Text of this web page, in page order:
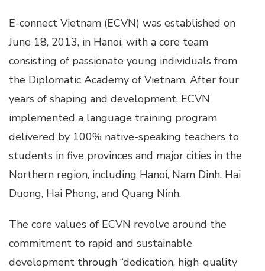
E-connect Vietnam (ECVN) was established on
June 18, 2013, in Hanoi, with a core team
consisting of passionate young individuals from
the Diplomatic Academy of Vietnam. After four
years of shaping and development, ECVN
implemented a language training program
delivered by 100% native-speaking teachers to
students in five provinces and major cities in the
Northern region, including Hanoi, Nam Dinh, Hai
Duong, Hai Phong, and Quang Ninh.
The core values of ECVN revolve around the
commitment to rapid and sustainable
development through “dedication, high-quality